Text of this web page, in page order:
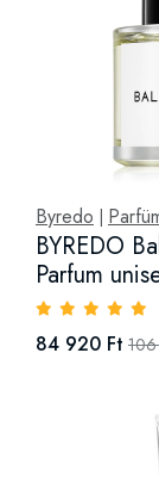
Byredo
BYREDO
Parfum
84 920 Ft